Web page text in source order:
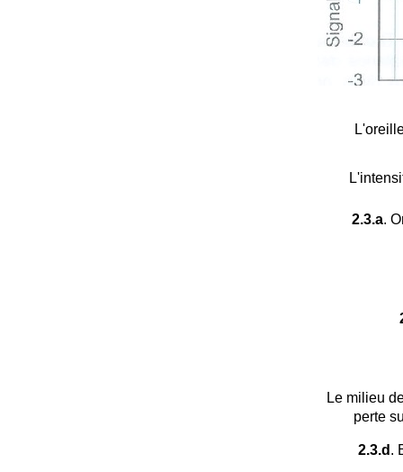
2.3.a.
Le milieu
perte
2.3.d .